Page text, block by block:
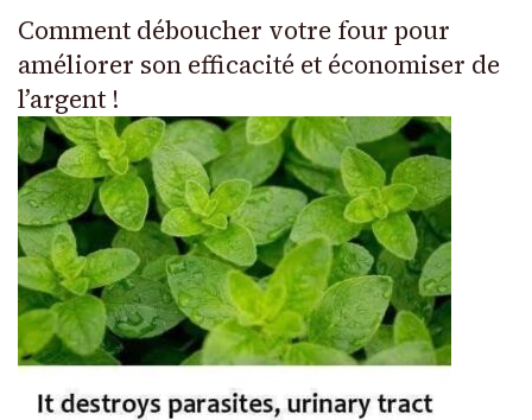
Comment déboucher votre four pour
améliorer son efficacité et économiser de
l’argent !